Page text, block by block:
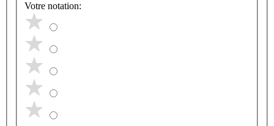
Votre notation: